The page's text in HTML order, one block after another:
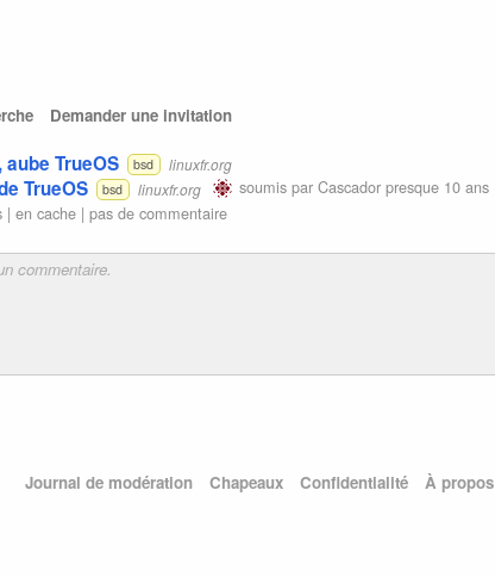
Demander une invitation
TrueOS bsd linuxfr.org
TrueOS bsd linuxfr.org soumis parCascador presque 10 ans
|en cache |pas de commentaire
Journal de modération Chapeaux Confidentialité À propos